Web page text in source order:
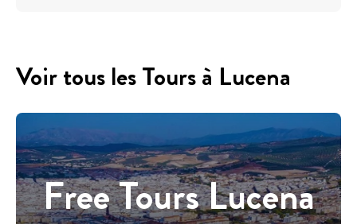
Voir tous les Tours à Lucena
Free Tours Lucena